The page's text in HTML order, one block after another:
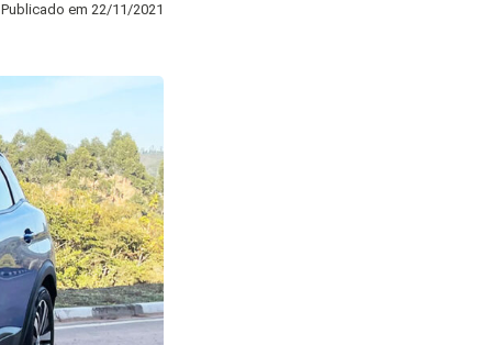
Publicado em 22/11/2021